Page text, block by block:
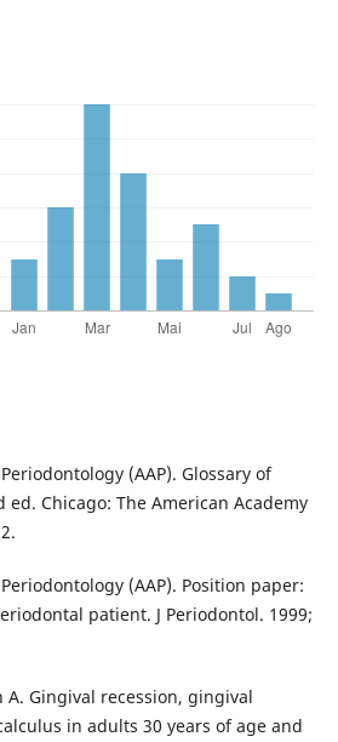
(AAP). Glossary of
ed. Chicago: The American Academy
(AAP). Position paper:
patient. J Periodontol. 1999;
A. Gingival recession, gingival
in adults 30 years of age and